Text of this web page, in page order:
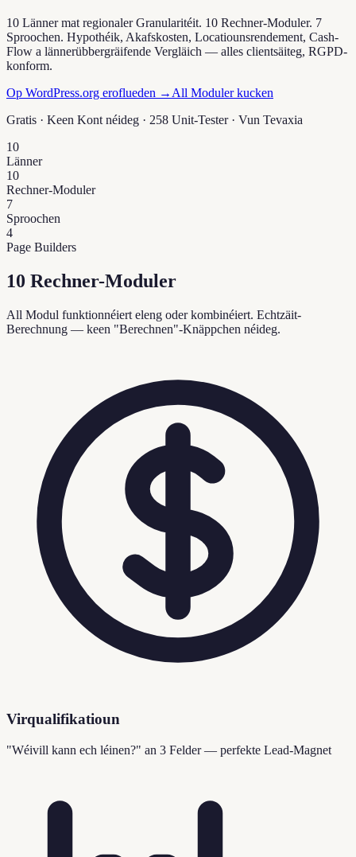
10 Länner mat regionaler Granularitéit. 10 Rechner-Moduler. 7
Sproochen. Hypothéik, Akafskosten, Locatiounsrendement, Cash-
Flow a lännerübbergräifende Vergläich — alles clientsäiteg, RGPD-
konform.
Op WordPress.org eroflueden → All Moduler kucken
Gratis · Keen Kont néideg · 258 Unit-Tester · Vun Tevaxia
10
Länner
10
Rechner-Moduler
7
Sproochen
4
Page Builders
10 Rechner-Moduler
All Modul funktionnéiert eleng oder kombinéiert. Echtzäit-
Berechnung — keen "Berechnen"-Knäppchen néideg.
Virqualifikatioun
"Wéivill kann ech léinen?" an 3 Felder — perfekte Lead-Magnet